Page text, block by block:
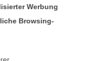
Werbung
Browsing-